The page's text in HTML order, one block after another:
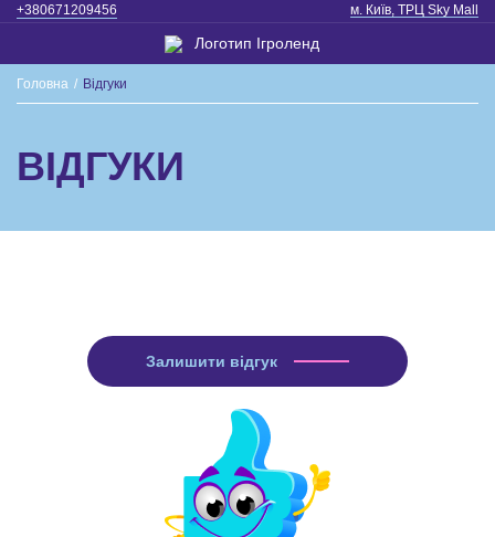
+380671209456 м. Київ, ТРЦ Sky Mall
Головна / Відгуки
ВІДГУКИ
Залишити відгук